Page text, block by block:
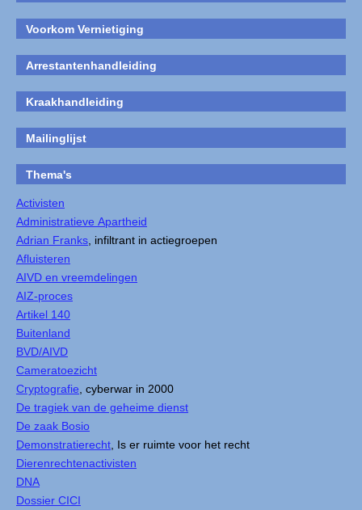
Voorkom Vernietiging
Arrestantenhandleiding
Kraakhandleiding
Mailinglijst
Thema's
Activisten
Administratieve Apartheid
Adrian Franks , infiltrant in actiegroepen
Afluisteren
AIVD en vreemdelingen
AIZ-proces
Artikel 140
Buitenland
BVD/AIVD
Cameratoezicht
Cryptografie , cyberwar in 2000
De tragiek van de geheime dienst
De zaak Bosio
Demonstratierecht , Is er ruimte voor het recht
Dierenrechtenactivisten
DNA
Dossier CICI